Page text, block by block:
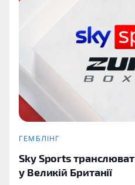
ГЕМБЛІНГ
Sky Sports
у Великій Британії